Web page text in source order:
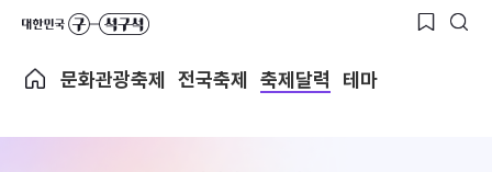
문화관광축제 전국축제 축제달력 테마